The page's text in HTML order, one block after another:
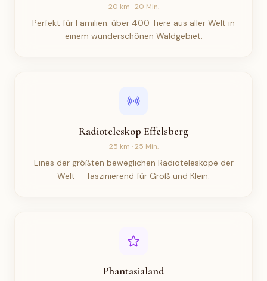
20 km · 20 Min.
Perfekt für Familien: über 400 Tiere aus aller Welt in
einem wunderschönen Waldgebiet.
Radioteleskop Effelsberg
25 km · 25 Min.
Eines der größten beweglichen Radioteleskope der
Welt — faszinierend für Groß und Klein.
Phantasialand